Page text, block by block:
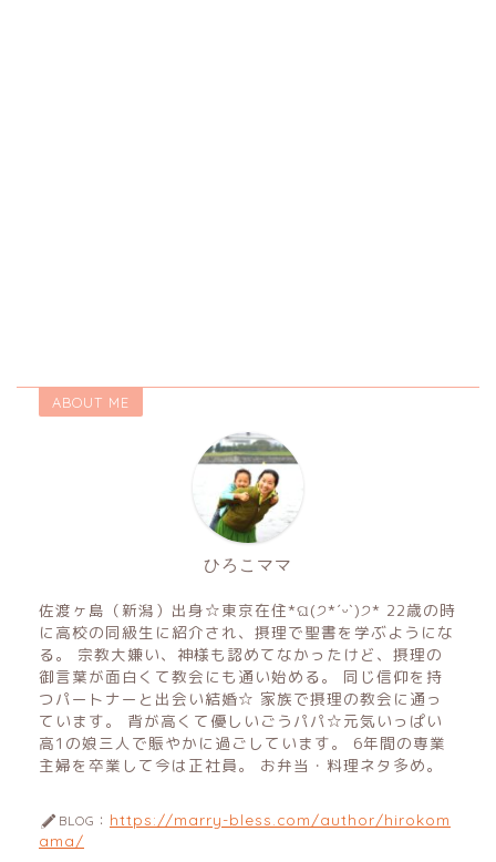
ABOUT ME
ひろこママ
佐渡ヶ島（新潟）出身☆東京在住*ଘ(੭*ˊᵕˋ)੭* 22歳の時
に高校の同級生に紹介され、摂理で聖書を学ぶようにな
る。 宗教大嫌い、神様も認めてなかったけど、摂理の
御言葉が面白くて教会にも通い始める。 同じ信仰を持
つパートナーと出会い結婚☆ 家族で摂理の教会に通っ
ています。 背が高くて優しいごうパパ☆元気いっぱい
高1の娘三人で賑やかに過ごしています。 6年間の専業
主婦を卒業して今は正社員。 お弁当・料理ネタ多め。
BLOG： https://marry-bless.com/author/hirokom
ama/